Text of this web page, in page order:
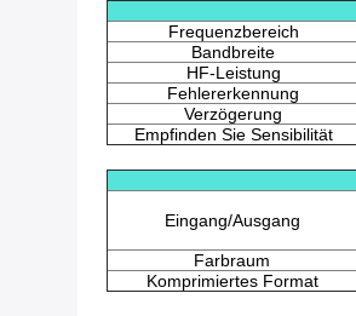
Frequenzbereich
Bandbreite
HF-Leistung
Fehlererkennung
Verzögerung
Empfinden Sie Sensibilität
Eingang/Ausgang
Farbraum
Komprimiertes Format